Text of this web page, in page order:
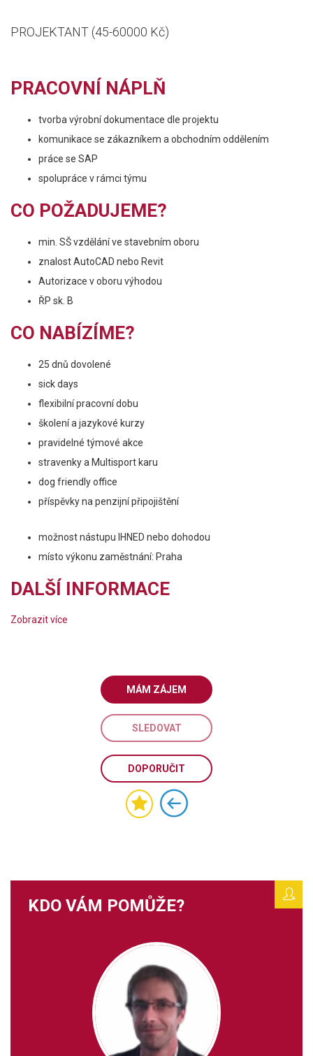
PROJEKTANT (45-60000 Kč)
PRACOVNÍ NÁPLŇ
tvorba výrobní dokumentace dle projektu
komunikace se zákazníkem a obchodním oddělením
práce se SAP
spolupráce v rámci týmu
CO POŽADUJEME?
min. SŠ vzdělání ve stavebním oboru
znalost AutoCAD nebo Revit
Autorizace v oboru výhodou
ŘP sk. B
CO NABÍZÍME?
25 dnů dovolené
sick days
flexibilní pracovní dobu
školení a jazykové kurzy
pravidelné týmové akce
stravenky a Multisport karu
dog friendly office
příspěvky na penzijní připojištění
možnost nástupu IHNED nebo dohodou
místo výkonu zaměstnání: Praha
DALŠÍ INFORMACE
Zobrazit více
MÁM ZÁJEM
SLEDOVAT
DOPORUČIT
KDO VÁM POMŮŽE?